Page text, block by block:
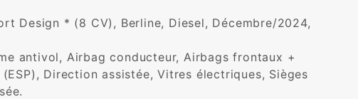
Design * (8 CV), Berline, Diesel, Décembre/2024,
antivol, Airbag conducteur, Airbags frontaux +
Direction assistée, Vitres électriques, Sièges